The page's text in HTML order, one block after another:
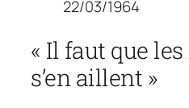
22/03/1964
« Il faut que
s’en aillent »